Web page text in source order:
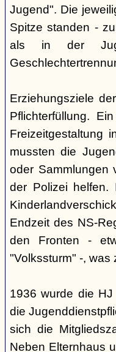
Jugend". Die
Spitze standen -
als in der
Erziehungsziele
Pflichterfüllung.
Freizeitgestaltung
mussten die
oder Sammlungen
der Polizei helfen.
Endzeit des NS-
den Fronten -
"Volkssturm" -,
1936 wurde die
die
sich die
Neben Elternhaus